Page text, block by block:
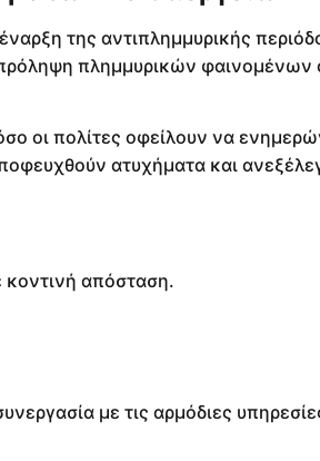
της αντιπλημμυρικής
πλημμυρικών φαινομένων
οι πολίτες οφείλουν να
ατυχήματα και
απόσταση.
με τις αρμόδιες